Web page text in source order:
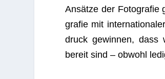
Ansätze der Foto­gra­fie
gra­fie mit
druck gewin­nen, dass
bereit sind – obwohl